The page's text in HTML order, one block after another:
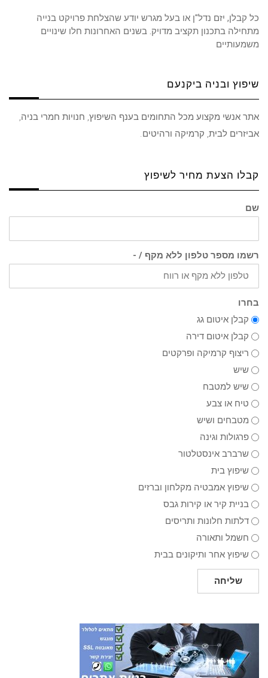
כל קבלן, יזם נדל"ן או בעל מגרש יודע שהצלחת פרויקט בנייה
מתחילה בתכנון תקציב מדויק. בשנים האחרונות חלו שינויים
משמעותיים
שיפוץ ובניה ביקנעם
אתר אנשי מקצוע מכל התחומים בענף השיפוץ, חנויות חמרי בניה,
אביזרים לבית, קרמיקה ורהיטים.
קבלו הצעת מחיר לשיפוץ
שם
רשמו מספר טלפון ללא מקף / -
בחרו
קבלן איטום גג
קבלן איטום דירה
ריצוף קרמיקה ופרקטים
שיש
שיש למטבח
טיח או צבע
מטבחים ושיש
פרגולות וגינה
שרברב אינסטלטור
שיפוץ בית
שיפוץ אמבטיה מקלחון וברזים
בניית קיר או קירות גבס
דלתות חלונות ותריסים
חשמל ותאורה
שיפוץ אחר ותיקונים בבית
שליחה